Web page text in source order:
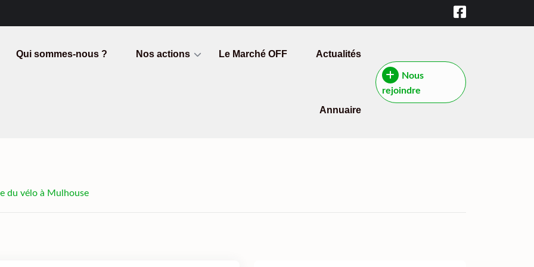
Qui sommes-nous ? Nos actions Le Marché OFF Actualités
Annuaire
Nous
rejoindre
du vélo à Mulhouse